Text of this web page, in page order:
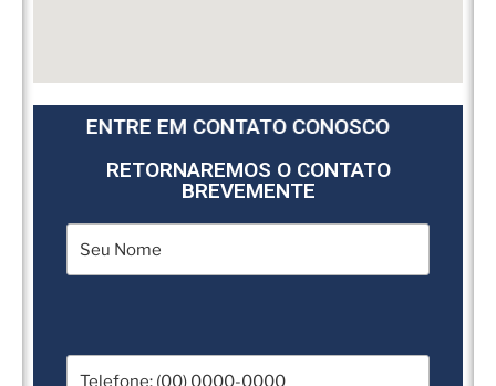
ENTRE EM CONTATO CONOSCO
RETORNAREMOS O CONTATO
BREVEMENTE